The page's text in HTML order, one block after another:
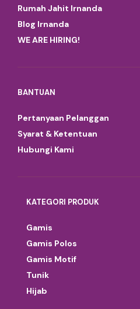
Rumah Jahit Irnanda
Blog Irnanda
WE ARE HIRING!
BANTUAN
Pertanyaan Pelanggan
Syarat & Ketentuan
Hubungi Kami
KATEGORI PRODUK
Gamis
Gamis Polos
Gamis Motif
Tunik
Hijab